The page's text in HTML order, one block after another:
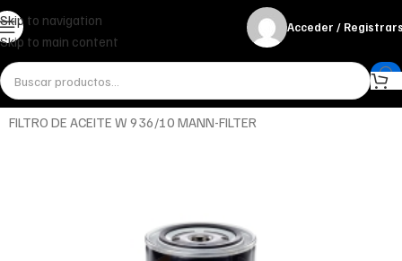
Skip to navigation
Skip to main content
Acceder /
InicioMiscelánea - otrosOtros
FILTRO DE ACEITE W 936/10 MANN-FILTER